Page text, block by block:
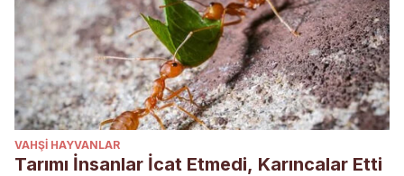
VAHŞI HAYVANLAR
Tarımı İnsanlar İcat Etmedi, Karıncalar Etti